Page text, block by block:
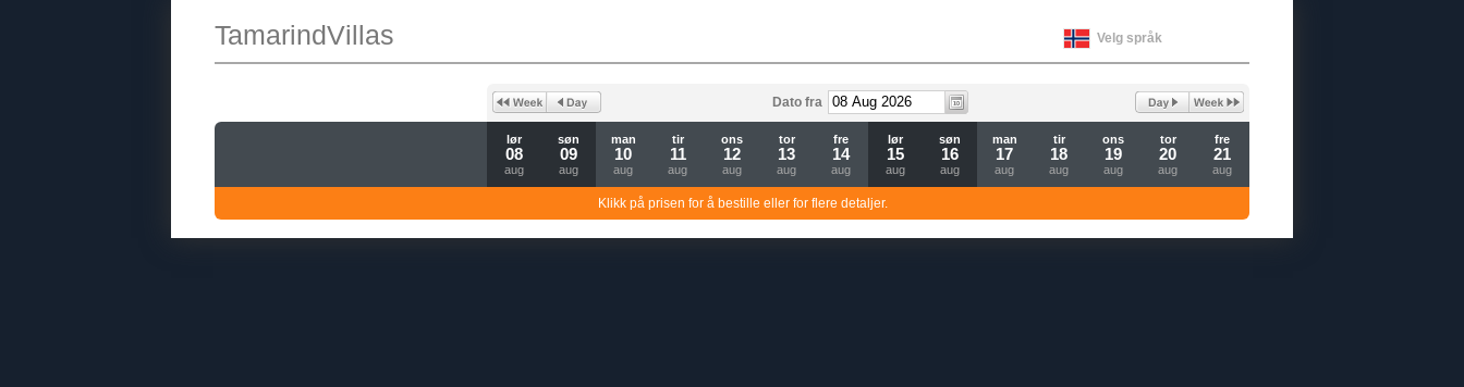
Velg språk
TamarindVillas
Dato fra
lør
08
aug
søn
09
aug
man
10
aug
tir
11
aug
ons
12
aug
tor
13
aug
fre
14
aug
lør
15
aug
søn
16
aug
man
17
aug
tir
18
aug
ons
19
aug
tor
20
aug
fre
21
aug
Klikk på prisen for å bestille eller for flere detaljer.